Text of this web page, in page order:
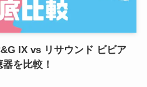
IX vs リサウンド ビビア
を比較！